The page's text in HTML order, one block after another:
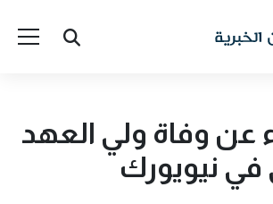
عن وفاة ولي العهد
نيويورك